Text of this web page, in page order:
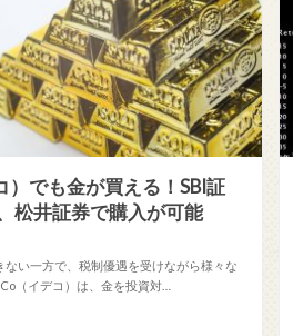
）でも金が買える！SBI証
松井証券で購入が可能
ない一方で、税制優遇を受けながら様々な
（イデコ）は、金を投資対…